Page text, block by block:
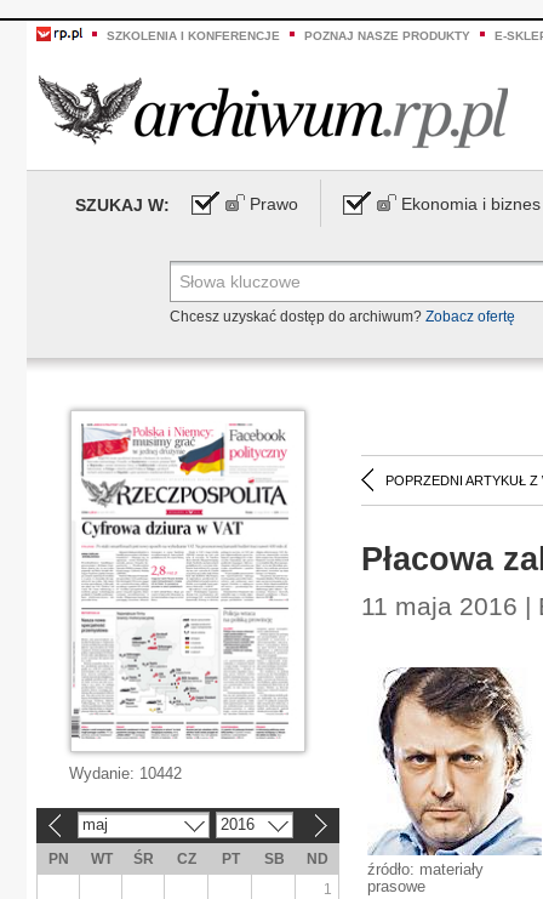
SZKOLENIA I KONFERENCJE POZNAJ NASZE PRODUKTY E-
SZUKAJ W: Prawo Ekonomia i biznes
Chcesz uzyskać dostęp do archiwum? Zobacz ofertę
POPRZEDNI ARTYKUŁ Z
Płacowa
11 maja 2016 |
źródło: materiały
prasowe
Wydanie: 10442
maj 2016
PN WT ŚR CZ PT SB
ND
1